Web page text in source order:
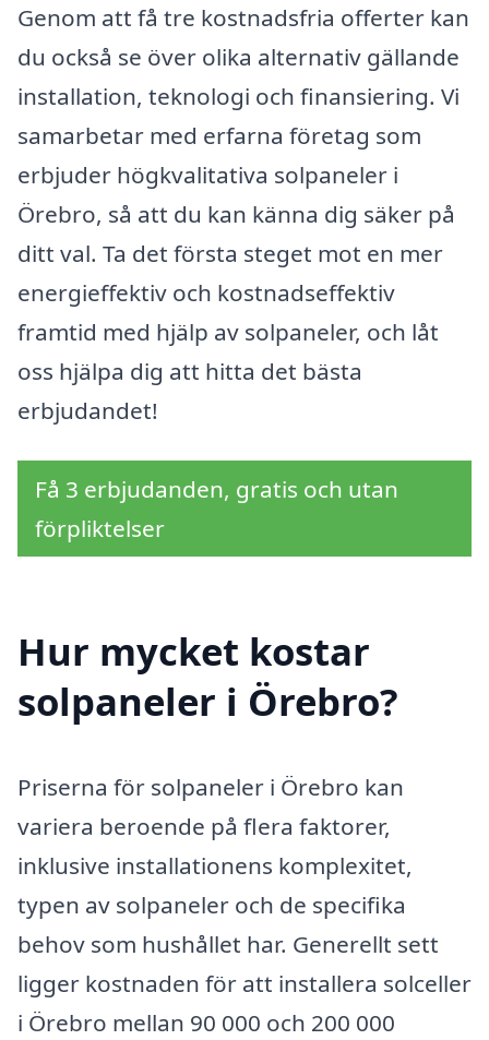
Genom att få tre kostnadsfria offerter kan
du också se över olika alternativ gällande
installation, teknologi och finansiering. Vi
samarbetar med erfarna företag som
erbjuder högkvalitativa solpaneler i
Örebro, så att du kan känna dig säker på
ditt val. Ta det första steget mot en mer
energieffektiv och kostnadseffektiv
framtid med hjälp av solpaneler, och låt
oss hjälpa dig att hitta det bästa
erbjudandet!
Få 3 erbjudanden, gratis och utan
förpliktelser
Hur mycket kostar
solpaneler i Örebro?
Priserna för solpaneler i Örebro kan
variera beroende på flera faktorer,
inklusive installationens komplexitet,
typen av solpaneler och de specifika
behov som hushållet har. Generellt sett
ligger kostnaden för att installera solceller
i Örebro mellan 90 000 och 200 000